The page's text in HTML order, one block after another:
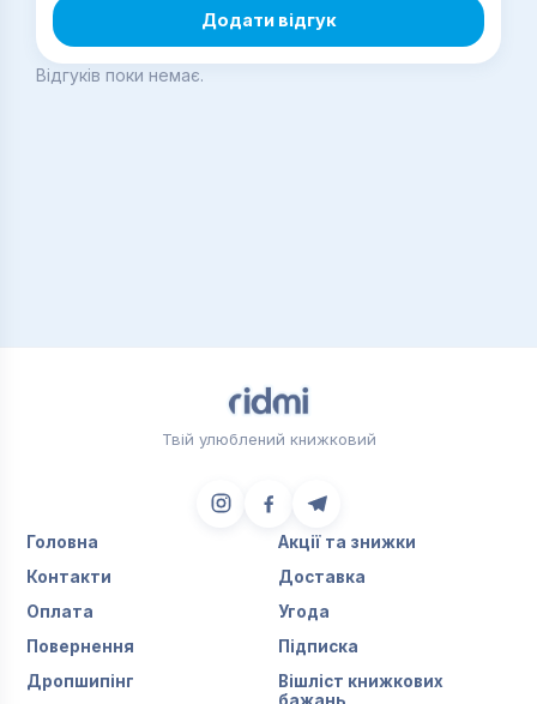
Додати відгук
Відгуків поки немає.
Твій улюблений книжковий
Головна
Акції та знижки
Контакти
Доставка
Оплата
Угода
Повернення
Підписка
Дропшипінг
Вішліст книжкових
бажань